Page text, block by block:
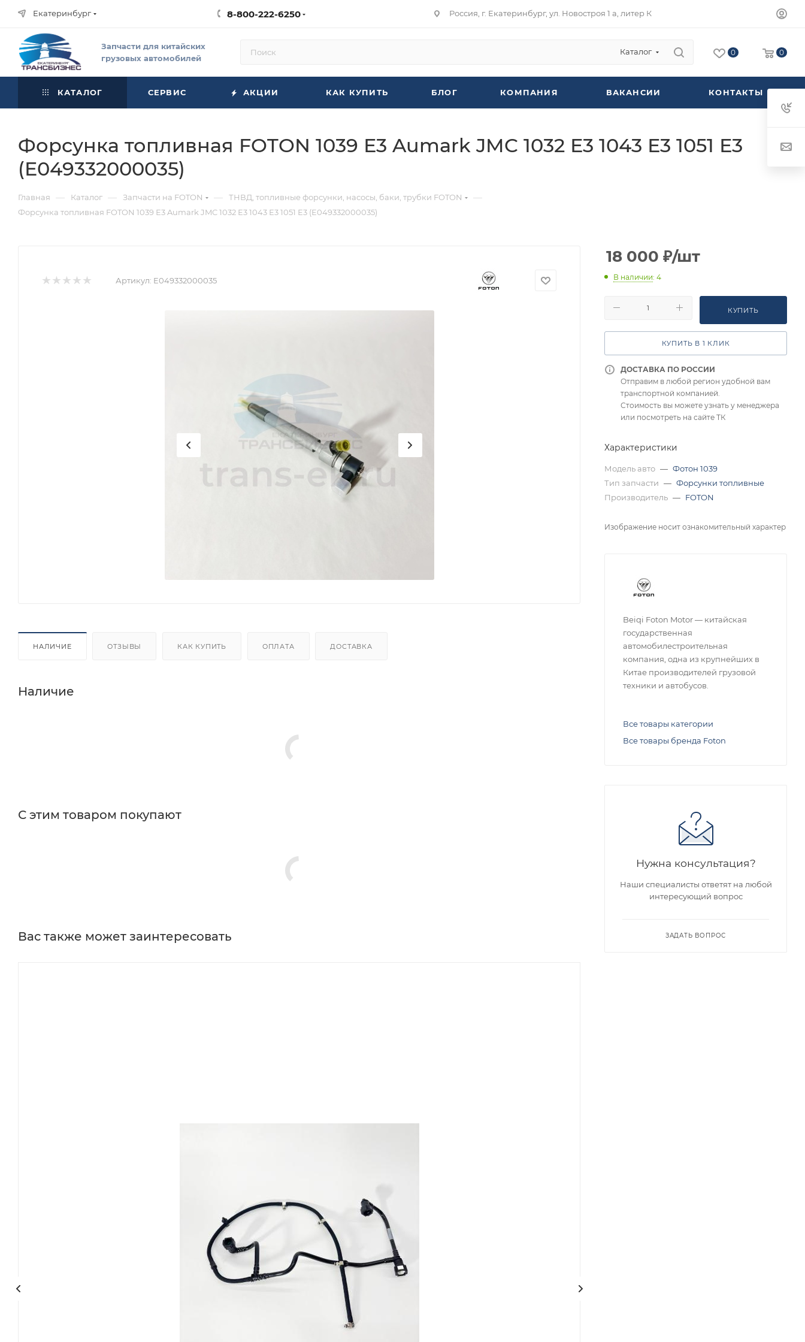
Екатеринбург 8-800-222-6250 Россия, г. Екатеринбург, ул. Новостроя 1 а, литер К
Запчасти для китайских
грузовых автомобилей
Каталог 0 0
КАТАЛОГ СЕРВИС АКЦИИ КАК КУПИТЬ БЛОГ КОМПАНИЯ ВАКАНСИИ КОНТАКТЫ
Форсунка топливная FOTON 1039 Е3 Aumark JMC 1032 Е3 1043 Е3 1051 Е3
(E049332000035)
Главная — Каталог — Запчасти на FOTON — ТНВД, топливные форсунки, насосы, баки, трубки FOTON —
Форсунка топливная FOTON 1039 Е3 Aumark JMC 1032 Е3 1043 Е3 1051 Е3 (E049332000035)
Артикул: E049332000035
НАЛИЧИЕ ОТЗЫВЫ КАК КУПИТЬ ОПЛАТА ДОСТАВКА
Наличие
С этим товаром покупают
Вас также может заинтересовать
18 000 ₽/шт
В наличии: 4
КУПИТЬ
КУПИТЬ В 1 КЛИК
ДОСТАВКА ПО РОССИИ
Отправим в любой регион удобной вам
транспортной компанией.
Стоимость вы можете узнать у менеджера
или посмотреть на сайте ТК
Характеристики
Модель авто — Фотон 1039
Тип запчасти — Форсунки топливные
Производитель — FOTON
Изображение носит ознакомительный характер
Beiqi Foton Motor — китайская
государственная
автомобилестроительная
компания, одна из крупнейших в
Китае производителей грузовой
техники и автобусов.
Все товары категории
Все товары бренда Foton
Нужна консультация?
Наши специалисты ответят на любой
интересующий вопрос
ЗАДАТЬ ВОПРОС